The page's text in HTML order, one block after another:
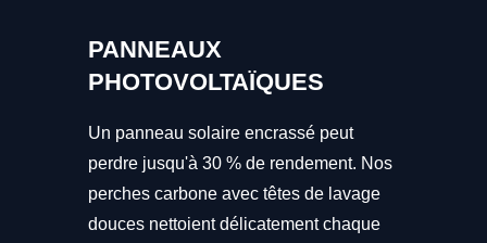
PANNEAUX
PHOTOVOLTAÏQUES
Un panneau solaire encrassé peut
perdre jusqu'à 30 % de rendement. Nos
perches carbone avec têtes de lavage
douces nettoient délicatement chaque